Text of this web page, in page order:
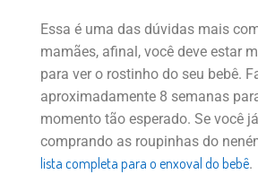
Essa é uma das dúvidas mais
mamães, afinal, você deve estar
para ver o rostinho do seu bebê.
aproximadamente 8 semanas
momento tão esperado. Se você
comprando as roupinhas do
lista completa para o enxoval do bebê.